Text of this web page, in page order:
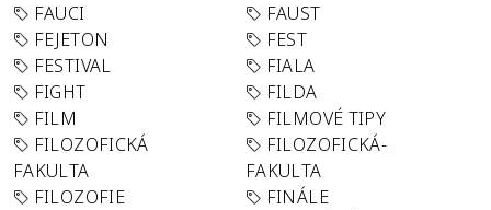
FAUCI
FAUST
FEJETON
FEST
FESTIVAL
FIALA
FIGHT
FILDA
FILM
FILMOVÉ TIPY
FILOZOFICKÁ
FAKULTA
FILOZOFICKÁ-
FAKULTA
FILOZOFIE
FINÁLE